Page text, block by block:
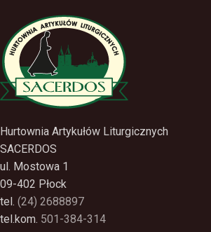
Hurtownia Artykułów Liturgicznych
SACERDOS
ul. Mostowa 1
09-402 Płock
tel. (24) 2688897
tel.kom. 501-384-314